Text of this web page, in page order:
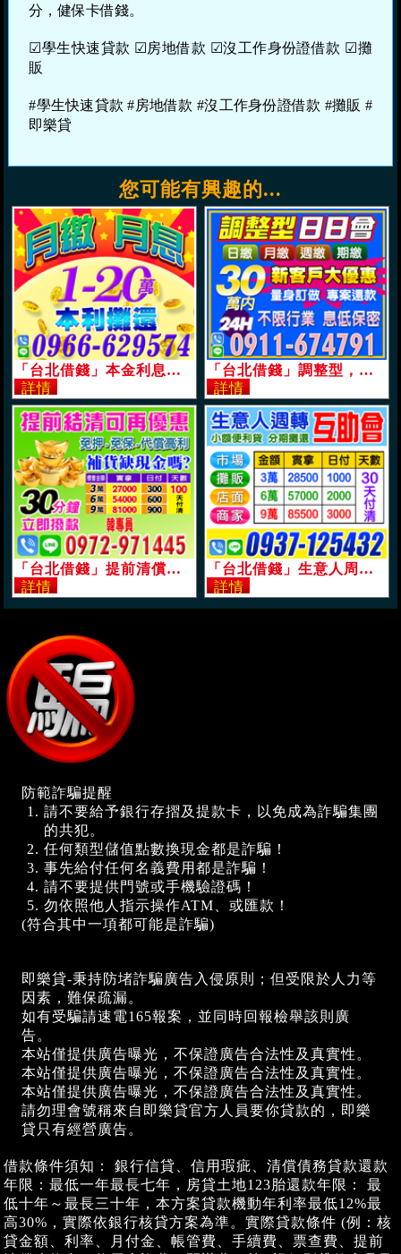
分，健保卡借錢。
☑學生快速貸款 ☑房地借款 ☑沒工作身份證借款 ☑攤
販
#學生快速貸款 #房地借款 #沒工作身份證借款 #攤販 #
即樂貸
您可能有興趣的...
「台北借錢」本金利息可分30期攤還，誠信經營，月繳月息，本金+利息本利攤還，1-20萬，不讓您白繳利息用錢別緊張可提前清償「即樂貸」 「台北借錢」調整型，日日會，新客戶大優惠，量身訂製專案還款，30萬內，24H不限行業「即樂貸」
「台北借錢」提前清償可再優惠，30分鐘立即撥款，免押免保代償高利，9萬日付900起，100天可還清「即樂貸」 「台北借錢」生意人周轉互助會，小額便利借貸，分期攤還，9萬，30天可還清「即樂貸」
防範詐騙提醒
請不要給予銀行存摺及提款卡，以免成為詐騙集團
的共犯。
任何類型儲值點數換現金都是詐騙！
事先給付任何名義費用都是詐騙！
請不要提供門號或手機驗證碼！
勿依照他人指示操作ATM、或匯款！
(符合其中一項都可能是詐騙)
即樂貸-秉持防堵詐騙廣告入侵原則；但受限於人力等
因素，難保疏漏。
如有受騙請速電165報案，並同時回報檢舉該則廣
告。
本站僅提供廣告曝光，不保證廣告合法性及真實性。
本站僅提供廣告曝光，不保證廣告合法性及真實性。
本站僅提供廣告曝光，不保證廣告合法性及真實性。
請勿理會號稱來自即樂貸官方人員要你貸款的，即樂
貸只有經營廣告。
借款條件須知： 銀行信貸、信用瑕疵、清償債務貸款還款
年限：最低一年最長七年，房貸土地123胎還款年限： 最
低十年～最長三十年，本方案貸款機動年利率最低12%最
高30%，實際依銀行核貸方案為準。實際貸款條件 (例：核
貸金額、利率、月付金、帳管費、手續費、票查費、提前